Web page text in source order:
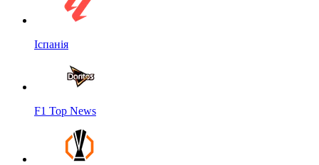
Іспанія
F1 Top News